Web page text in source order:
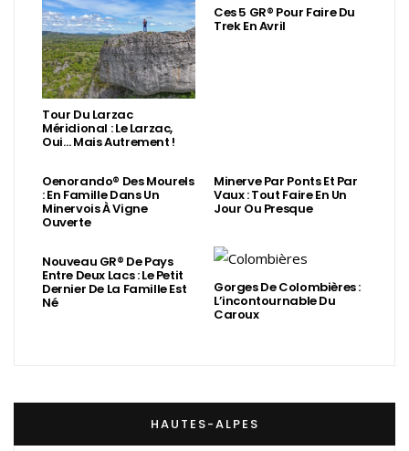
Tour Du Larzac
Méridional : Le Larzac,
Oui… Mais Autrement !
Ces 5 GR® Pour Faire Du
Trek En Avril
Oenorando® Des Mourels
: En Famille Dans Un
Minervois À Vigne
Ouverte
Minerve Par Ponts Et Par
Vaux : Tout Faire En Un
Jour Ou Presque
Nouveau GR® De Pays
Entre Deux Lacs : Le Petit
Dernier De La Famille Est
Né
Gorges De Colombières :
L’incontournable Du
Caroux
HAUTES-ALPES